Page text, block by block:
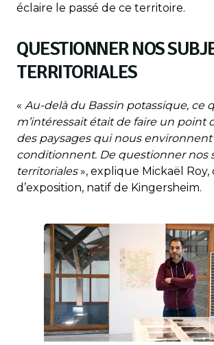
éclaire le passé de ce territoire.
QUESTIONNER NOS
TERRITORIALES
« Au-delà du Bassin potassique, ce
m’intéressait était de faire un point
des paysages qui nous
conditionnent. De questionner nos
territoriales», explique Mickaël Roy,
d’exposition, natif de Kingersheim.